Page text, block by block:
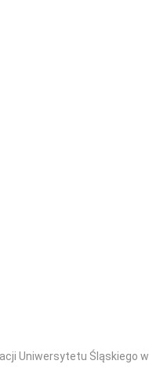
Uniwersytetu Śląskiego w